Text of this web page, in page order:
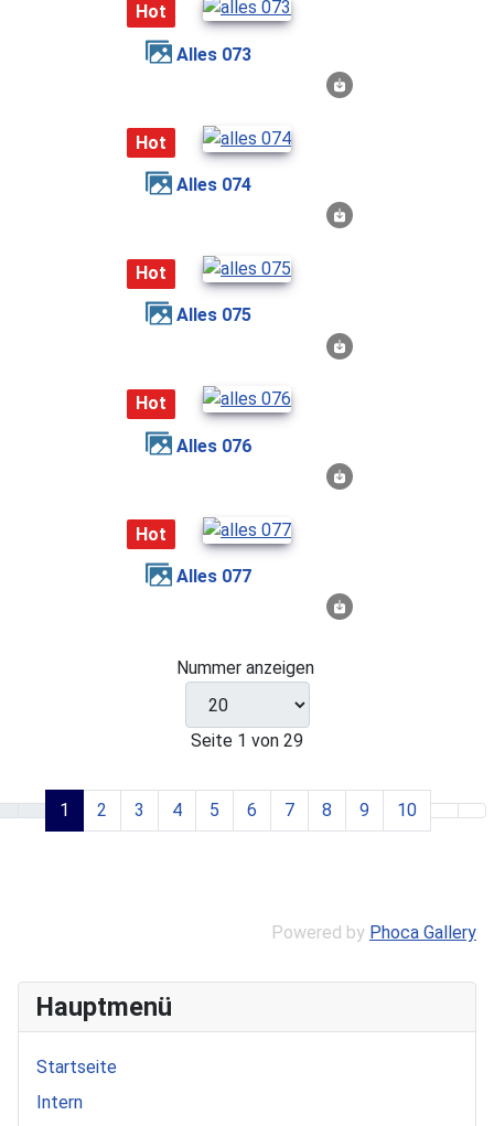
Hauptmenü
Startseite
Intern
Hot
alles 073
Hot
alles 074
Hot
alles 075
Hot
alles 076
Hot
alles 077
Nummer anzeigen
Seite 1 von 29
1 2 3 4 5 6 7 8 9 10
Powered by Phoca Gallery